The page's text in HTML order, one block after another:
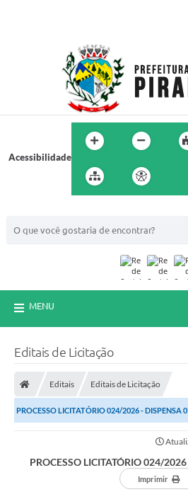
Acessibilidade
MENU
Editais de Licitação
Editais Editais de Licitação
PROCESSO LICITATÓRIO 024/2026 - DISPENSA
PROCESSO LICITATÓRIO 024/
Imprimir